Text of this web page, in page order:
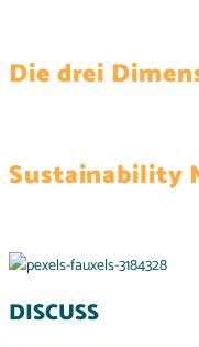
Die drei
Sustainability
DISCUSS